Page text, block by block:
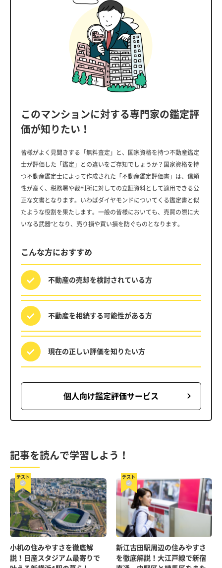
このマンションに対する専門家の鑑定評
価が知りたい！
皆様がよく見聞きする「無料査定」と、国家資格を持つ不動産鑑定
士が評価した「鑑定」との違いをご存知でしょうか？国家資格を持
つ不動産鑑定士によって作成された「不動産鑑定評価書」は、信頼
性が高く、税務署や裁判所に対しての立証資料として適用できる公
正な文書となります。いわばダイヤモンドについてくる鑑定書と似
たような役割を果たします。一般の皆様においても、売買の際に大
いなる武器”となり、売り損や買い損を防ぐものとなります。
こんな方におすすめ
不動産の売却を検討されている方
不動産を相続する可能性がある方
現在の正しい評価を知りたい方
個人向け鑑定評価サービス
記事を読んで学習しよう！
テスト
小机の住みやすさを徹底解
説！日産スタジアム最寄りで
テスト
新江古田駅周辺の住みやすさ
を徹底解説！大江戸線で新宿